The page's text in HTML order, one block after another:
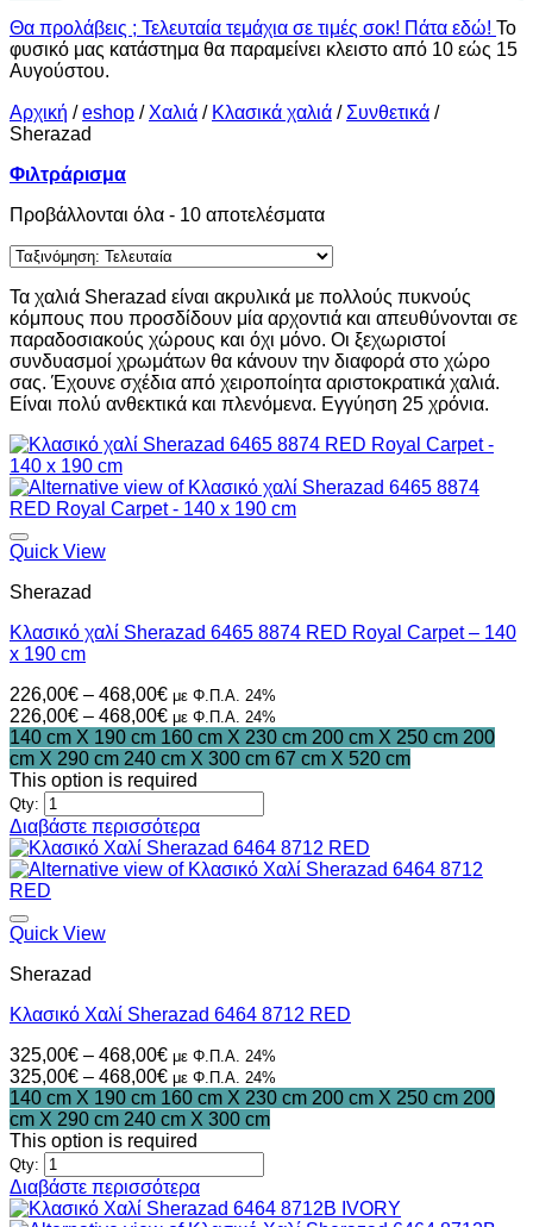
Θα προλάβεις ; Τελευταία τεμάχια σε τιμές σοκ! Πάτα εδώ! Το
φυσικό μας κατάστημα θα παραμείνει κλειστο από 10 εώς 15
Αυγούστου.
Αρχική /eshop / Χαλιά / Κλασικά χαλιά / Συνθετικά /
Sherazad
Φιλτράρισμα
Προβάλλονται όλα - 10 αποτελέσματαSorted
latest
Τα χαλιά Sherazad είναι ακρυλικά με πολλούς πυκνούς
κόμπους που προσδίδουν μία αρχοντιά και απευθύνονται σε
παραδοσιακούς χώρους και όχι μόνο. Οι ξεχωριστοί
συνδυασμοί χρωμάτων θα κάνουν την διαφορά στο χώρο
σας. Έχουνε σχέδια από χειροποίητα αριστοκρατικά χαλιά.
Είναι πολύ ανθεκτικά και πλενόμενα. Εγγύηση 25 χρόνια.
Quick View
Sherazad
Κλασικό χαλί Sherazad 6465 8874 RED Royal Carpet – 140
x 190 cm
226,00€ – 468,00€Price
range:
226,00€
through
468,00€
με Φ.Π.Α. 24%
226,00€ – 468,00€Price
range:
226,00€
through
με Φ.Π.Α. 24%
140 cm X 190 cm 160 cm X 230 cm 200 cm X 250 cm 200
cm X 290 cm 240 cm X 300 cm 67 cm X 520 cm
This option is required
Qty:
Διαβάστε περισσότερα
Quick View
Sherazad
Κλασικό Χαλί Sherazad 6464 8712 RED
325,00€ – 468,00€Price
range:
325,00€
through
468,00€
με Φ.Π.Α. 24%
325,00€ – 468,00€Price
range:
325,00€
through
με Φ.Π.Α. 24%
140 cm X 190 cm 160 cm X 230 cm 200 cm X 250 cm 200
cm X 290 cm 240 cm X 300 cm
This option is required
Qty:
Διαβάστε περισσότερα